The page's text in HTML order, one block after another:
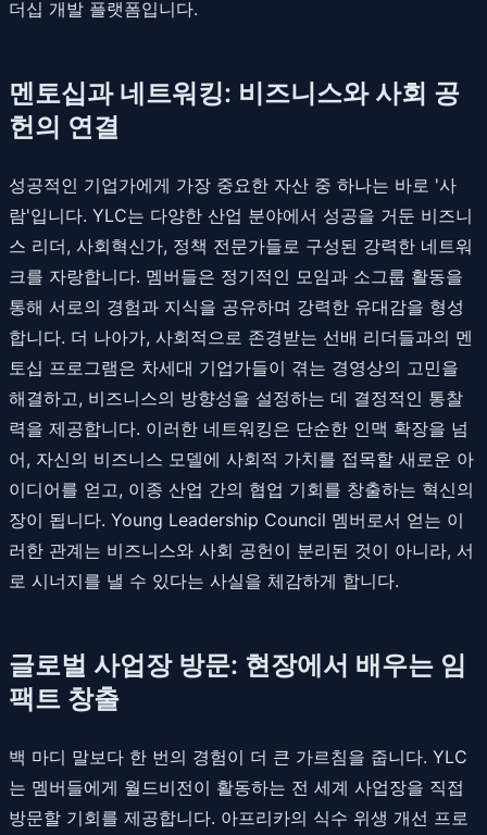
더십 개발 플랫폼입니다.
멘토십과 네트워킹: 비즈니스와 사회 공
헌의 연결
성공적인 기업가에게 가장 중요한 자산 중 하나는 바로 '사
람'입니다. YLC는 다양한 산업 분야에서 성공을 거둔 비즈니
스 리더, 사회혁신가, 정책 전문가들로 구성된 강력한 네트워
크를 자랑합니다. 멤버들은 정기적인 모임과 소그룹 활동을
통해 서로의 경험과 지식을 공유하며 강력한 유대감을 형성
합니다. 더 나아가, 사회적으로 존경받는 선배 리더들과의 멘
토십 프로그램은 차세대 기업가들이 겪는 경영상의 고민을
해결하고, 비즈니스의 방향성을 설정하는 데 결정적인 통찰
력을 제공합니다. 이러한 네트워킹은 단순한 인맥 확장을 넘
어, 자신의 비즈니스 모델에 사회적 가치를 접목할 새로운 아
이디어를 얻고, 이종 산업 간의 협업 기회를 창출하는 혁신의
장이 됩니다. Young Leadership Council 멤버로서 얻는 이
러한 관계는 비즈니스와 사회 공헌이 분리된 것이 아니라, 서
로 시너지를 낼 수 있다는 사실을 체감하게 합니다.
글로벌 사업장 방문: 현장에서 배우는 임
팩트 창출
백 마디 말보다 한 번의 경험이 더 큰 가르침을 줍니다. YLC
는 멤버들에게 월드비전이 활동하는 전 세계 사업장을 직접
방문할 기회를 제공합니다. 아프리카의 식수 위생 개선 프로